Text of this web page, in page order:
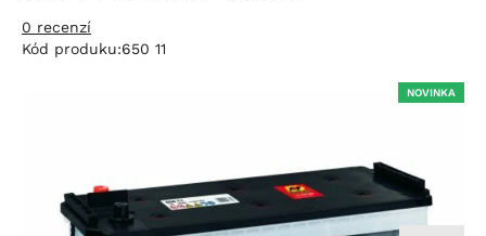
0 recenzí
Kód produku:650 11
NOVINKA